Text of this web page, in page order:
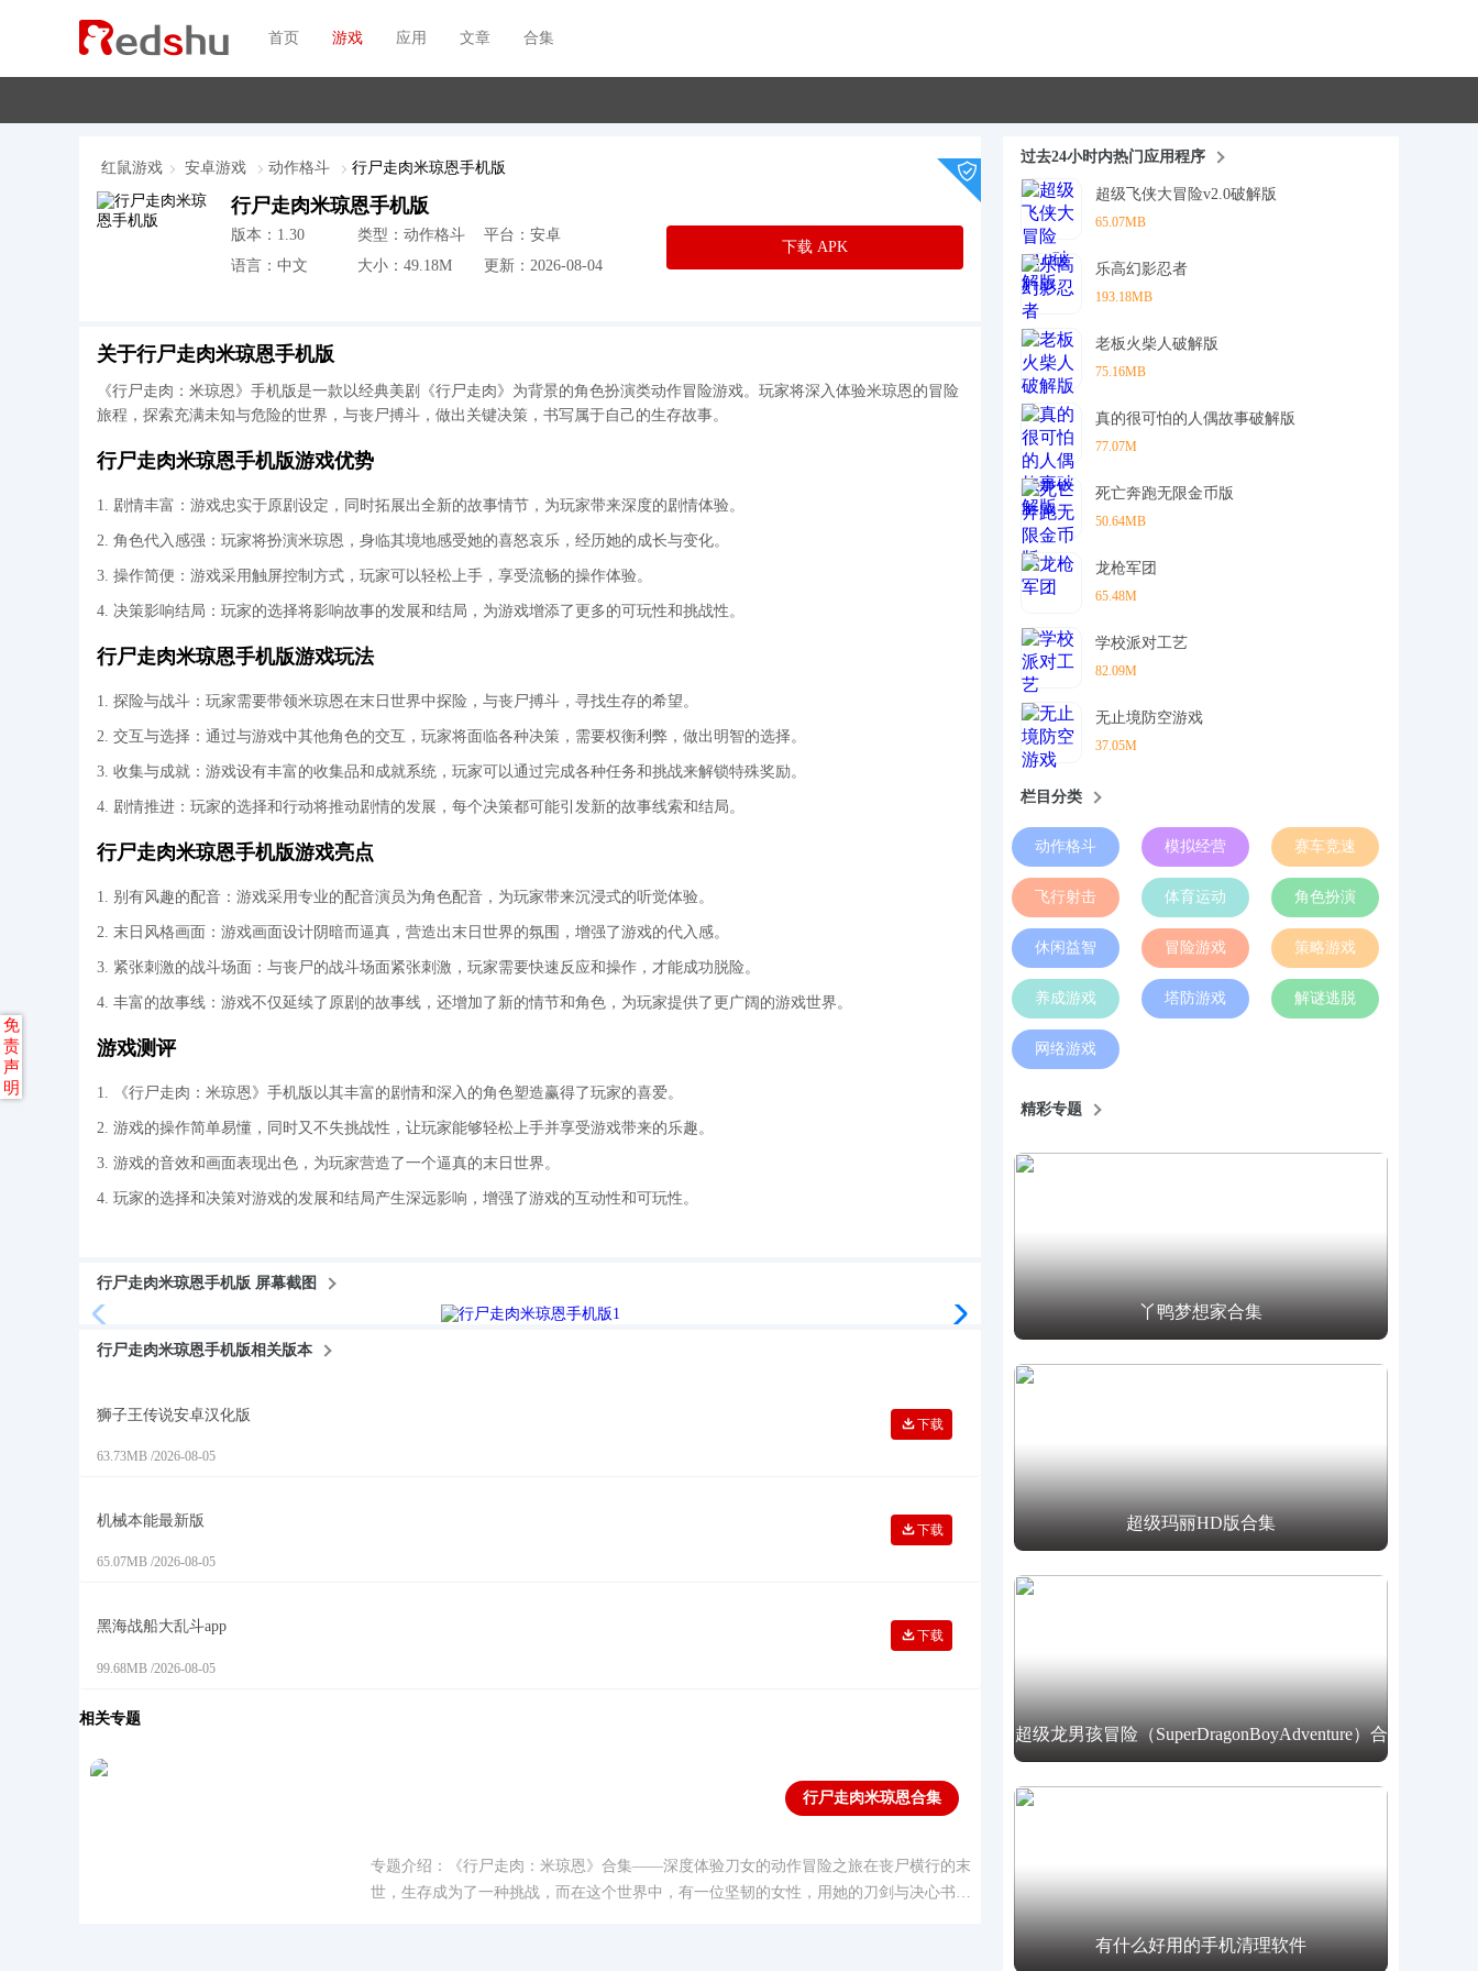
首页 游戏 应用 文章 合集
红鼠游戏 安卓游戏 动作格斗 行尸走肉米琼恩手机版
行尸走肉米琼恩手机版
版本：1.30 类型：动作格斗
平台：安卓
语言：中文
大小：49.18M 更新：2026-08-04
下载 APK
关于行尸走肉米琼恩手机版
《行尸走肉：米琼恩》手机版是一款以经典美剧《行尸走肉》为背景的角色扮演类动作冒险游戏。玩家将深入体验米琼恩的冒险
旅程，探索充满未知与危险的世界，与丧尸搏斗，做出关键决策，书写属于自己的生存故事。
行尸走肉米琼恩手机版游戏优势
1. 剧情丰富：游戏忠实于原剧设定，同时拓展出全新的故事情节，为玩家带来深度的剧情体验。
2. 角色代入感强：玩家将扮演米琼恩，身临其境地感受她的喜怒哀乐，经历她的成长与变化。
3. 操作简便：游戏采用触屏控制方式，玩家可以轻松上手，享受流畅的操作体验。
4. 决策影响结局：玩家的选择将影响故事的发展和结局，为游戏增添了更多的可玩性和挑战性。
行尸走肉米琼恩手机版游戏玩法
1. 探险与战斗：玩家需要带领米琼恩在末日世界中探险，与丧尸搏斗，寻找生存的希望。
2. 交互与选择：通过与游戏中其他角色的交互，玩家将面临各种决策，需要权衡利弊，做出明智的选择。
3. 收集与成就：游戏设有丰富的收集品和成就系统，玩家可以通过完成各种任务和挑战来解锁特殊奖励。
4. 剧情推进：玩家的选择和行动将推动剧情的发展，每个决策都可能引发新的故事线索和结局。
行尸走肉米琼恩手机版游戏亮点
1. 别有风趣的配音：游戏采用专业的配音演员为角色配音，为玩家带来沉浸式的听觉体验。
2. 末日风格画面：游戏画面设计阴暗而逼真，营造出末日世界的氛围，增强了游戏的代入感。
3. 紧张刺激的战斗场面：与丧尸的战斗场面紧张刺激，玩家需要快速反应和操作，才能成功脱险。
4. 丰富的故事线：游戏不仅延续了原剧的故事线，还增加了新的情节和角色，为玩家提供了更广阔的游戏世界。
游戏测评
1. 《行尸走肉：米琼恩》手机版以其丰富的剧情和深入的角色塑造赢得了玩家的喜爱。
2. 游戏的操作简单易懂，同时又不失挑战性，让玩家能够轻松上手并享受游戏带来的乐趣。
3. 游戏的音效和画面表现出色，为玩家营造了一个逼真的末日世界。
4. 玩家的选择和决策对游戏的发展和结局产生深远影响，增强了游戏的互动性和可玩性。
行尸走肉米琼恩手机版 屏幕截图
行尸走肉米琼恩手机版相关版本
狮子王传说安卓汉化版
63.73MB /2026-08-05
下载
机械本能最新版
65.07MB /2026-08-05
下载
黑海战船大乱斗app
99.68MB /2026-08-05
下载
相关专题
行尸走肉米琼恩合集
专题介绍：《行尸走肉：米琼恩》合集——深度体验刀女的动作冒险之旅在丧尸横行的末
世，生存成为了一种挑战，而在这个世界中，有一位坚韧的女性，用她的刀剑与决心书写
过去24小时内热门应用程序
超级飞侠大冒险v2.0破解版
65.07MB
乐高幻影忍者
193.18MB
老板火柴人破解版
75.16MB
真的很可怕的人偶故事破解版
77.07M
死亡奔跑无限金币版
50.64MB
龙枪军团
65.48M
学校派对工艺
82.09M
无止境防空游戏
37.05M
栏目分类
动作格斗 模拟经营 赛车竞速
飞行射击 体育运动 角色扮演
休闲益智 冒险游戏 策略游戏
养成游戏 塔防游戏 解谜逃脱
网络游戏
精彩专题
丫鸭梦想家合集
超级玛丽HD版合集
超级龙男孩冒险（SuperDragonBoyAdventure）合
集
有什么好用的手机清理软件
免
责
声
明